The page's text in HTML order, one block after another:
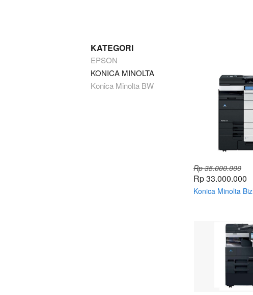
KATEGORI
EPSON
KONICA MINOLTA
Konica Minolta BW
Rp 35.000.000
Rp 33.000.000
Konica Minolta